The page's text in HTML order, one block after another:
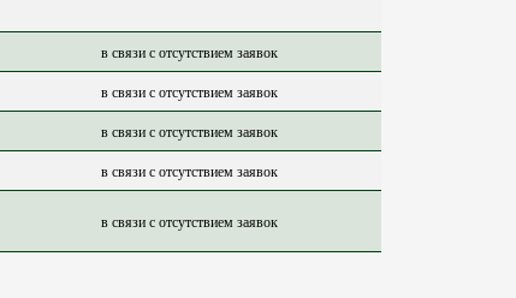
в связи с отсутствием заявок
в связи с отсутствием заявок
в связи с отсутствием заявок
в связи с отсутствием заявок
в связи с отсутствием заявок